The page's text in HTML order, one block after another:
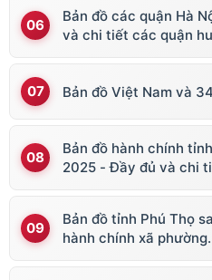
Bản đồ các quận Hà
và chi tiết các quận
Bản đồ Việt Nam và
Bản đồ hành chính
2025 - Đầy đủ và chi
Bản đồ tỉnh Phú Thọ
hành chính xã